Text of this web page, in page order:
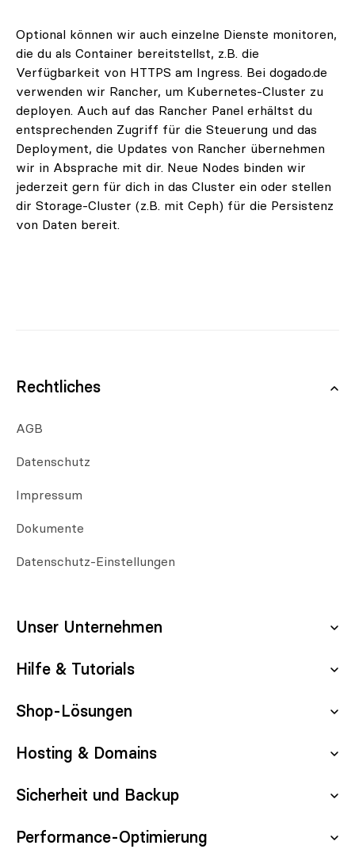
Optional können wir auch einzelne Dienste monitoren,
die du als Container bereitstellst, z.B. die
Verfügbarkeit von HTTPS am Ingress. Bei dogado.de
verwenden wir Rancher, um Kubernetes-Cluster zu
deployen. Auch auf das Rancher Panel erhältst du
entsprechenden Zugriff für die Steuerung und das
Deployment, die Updates von Rancher übernehmen
wir in Absprache mit dir. Neue Nodes binden wir
jederzeit gern für dich in das Cluster ein oder stellen
dir Storage-Cluster (z.B. mit Ceph) für die Persistenz
von Daten bereit.
Rechtliches
AGB
Datenschutz
Impressum
Dokumente
Datenschutz-Einstellungen
Unser Unternehmen
Über uns
Karriere
Blog
Hilfe & Tutorials
Server-Status
Updates & Wartung
Agentur Vermittlung
Shop-Lösungen
Shopware Hosting
Shopware Demo
Hosting & Domains
Managed Server
Managed Hosting
Sicherheit und Backup
SSL Zertfifikate
Performance-Optimierung